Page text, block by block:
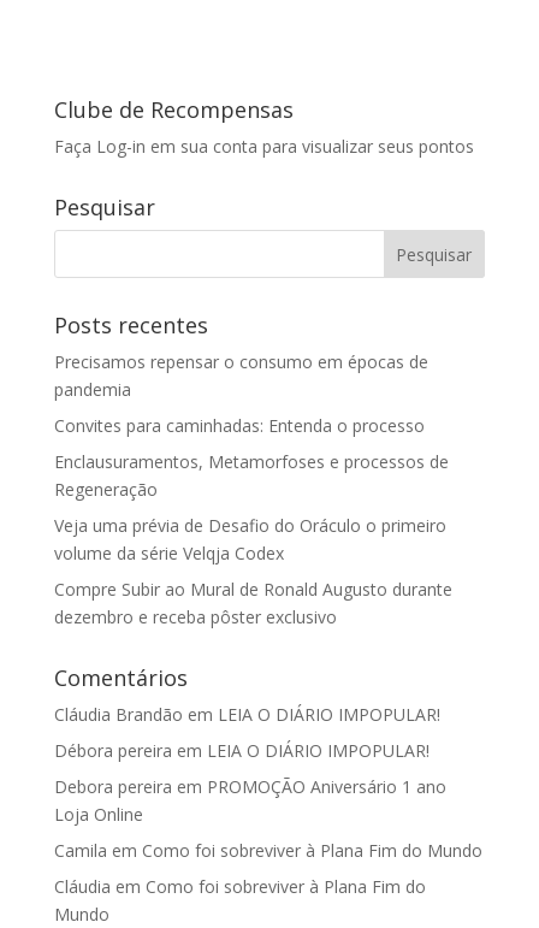
Clube de Recompensas
Faça Log-in em sua conta para visualizar seus pontos
Pesquisar
Posts recentes
Precisamos repensar o consumo em épocas de
pandemia
Convites para caminhadas: Entenda o processo
Enclausuramentos, Metamorfoses e processos de
Regeneração
Veja uma prévia de Desafio do Oráculo o primeiro
volume da série Velqja Codex
Compre Subir ao Mural de Ronald Augusto durante
dezembro e receba pôster exclusivo
Comentários
Cláudia Brandão em LEIA O DIÁRIO IMPOPULAR!
Débora pereira em LEIA O DIÁRIO IMPOPULAR!
Debora pereira em PROMOÇÃO Aniversário 1 ano
Loja Online
Camila em Como foi sobreviver à Plana Fim do Mundo
Cláudia em Como foi sobreviver à Plana Fim do
Mundo